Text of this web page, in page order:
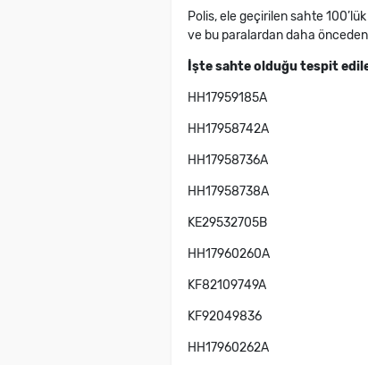
Polis, ele geçirilen sahte
ve bu paralardan daha
İşte sahte olduğu tespit
HH17959185A
HH17958742A
HH17958736A
HH17958738A
KE29532705B
HH17960260A
KF82109749A
KF92049836
HH17960262A